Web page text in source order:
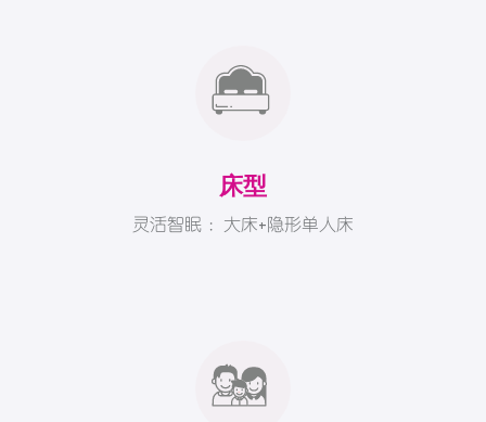
床型
灵活智眠 ：大床+隐形单人床